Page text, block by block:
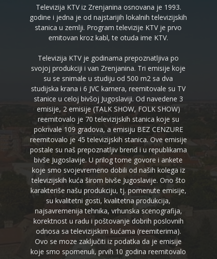
Televizija KTV iz Zrenjanina osnovana je 1993.
godine i jedna je od najstarijih lokalnih televizijskih
stanica u zemlji. Program televizije KTV je prvo
emitovan kroz kabl, te otuda ime KTV.
Televizija KTV je godinama prepoznatljiva po
svojoj produkciji i van Zrenjanina. Tri emisije koje
su se snimale u studiju od 500 m2 sa dva
studijska krana i 6 JVC kamera, reemitovale su TV
stanice u celoj bivšoj Jugoslaviji. Od navedene 3
emisije, 2 emisije (TALK SHOW, FOLK SHOW)
reemitovalo je 70 televizijskih stanica koje su
pokrivale 109 gradova, a emisiju BEZ CENZURE
reemitovalo je 45 televizijskih stanica. Ove emisije
postale su naš prepoznatljiv brend i u republikama
bivše Jugoslavije. U prilog tome govore i ankete
koje smo svojevremeno dobili od naših kolega iz
televizijskih kuća širom bivše Jugoslavije. Ono što
karakteriše našu produkciju, tj. pomenute emisije,
su kvalitetni gosti, kvalitetna produkcija,
najsavremenija tehnika, vrhunska scenografija,
korektnost u radu i poštovanje dobrih poslovnih
odnosa sa televizijskim kućama (reemiterima).
Ovo se moze zaključiti iz podatka da je emisije
koje smo spomenuli, prvih 10 godina reemitovalo